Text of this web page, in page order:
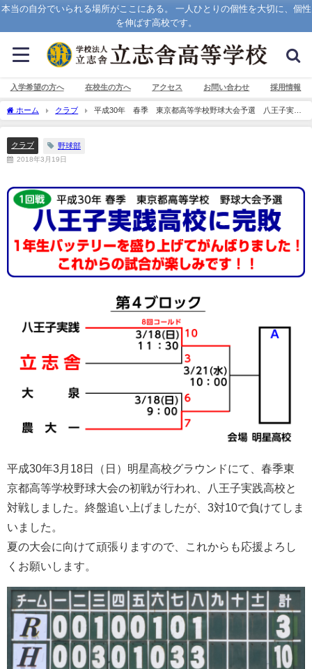
本当の自分でいられる場所がここにある。 一人ひとりの個性を大切に、個性
を伸ばす高校です。
入学希望の方へ 在校生の方へ アクセス お問い合わせ 採用情報
ホーム クラブ
平成30年 春季 東京都高等学校野球大会予選 八王子実践
高校に完敗
クラブ 野球部
2018年3月19日
平成30年3月18日（日）明星高校グラウンドにて、春季東
京都高等学校野球大会の初戦が行われ、八王子実践高校と
対戦しました。終盤追い上げましたが、3対10で負けてしま
いました。
夏の大会に向けて頑張りますので、これからも応援よろし
くお願いします。